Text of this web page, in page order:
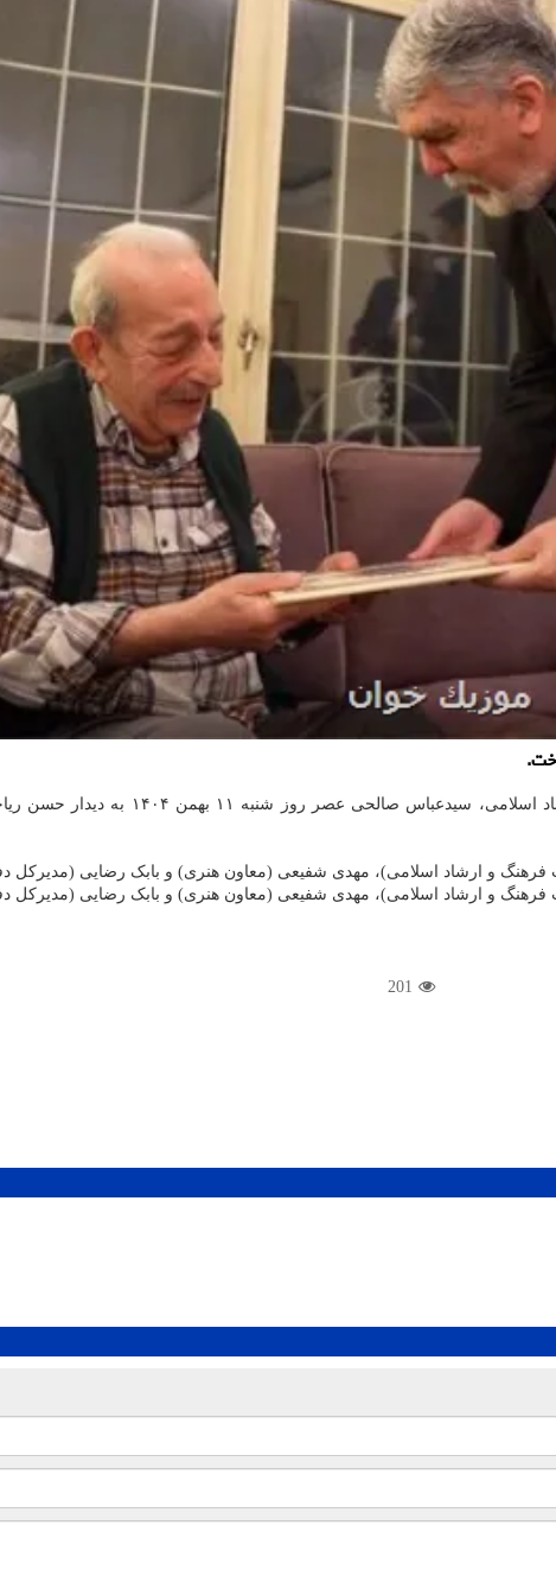
و ارشاد اسلامی، سیدعباس
و ارشاد اسلامی)، مهدی شفیعی (معاون هنری) و بابک رضایی (مدیرکل
و ارشاد اسلامی)، مهدی شفیعی (معاون هنری) و بابک رضایی (مدیرکل
201